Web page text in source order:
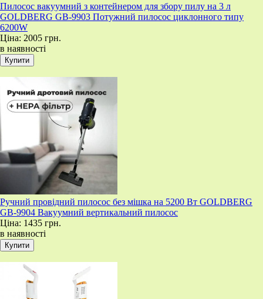
Пилосос вакуумний з контейнером для збору пилу на 3 л
GOLDBERG GB-9903 Потужний пилосос циклонного типу
6200W
Ціна: 2005 грн.
в наявності
Ручний провідний пилосос без мішка на 5200 Вт GOLDBERG
GB-9904 Вакуумний вертикальний пилосос
Ціна: 1435 грн.
в наявності